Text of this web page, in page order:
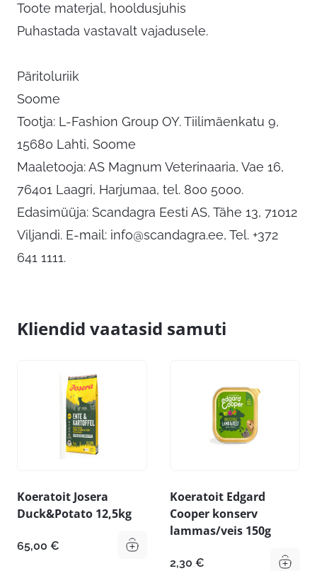
Toote materjal, hooldusjuhis
Puhastada vastavalt vajadusele.
Päritoluriik
Soome
Tootja: L-Fashion Group OY. Tiilimäenkatu 9,
15680 Lahti, Soome
Maaletooja: AS Magnum Veterinaaria, Vae 16,
76401 Laagri, Harjumaa, tel. 800 5000.
Edasimüüja: Scandagra Eesti AS, Tähe 13, 71012
Viljandi. E-mail: info@scandagra.ee, Tel. +372
641 1111.
Kliendid vaatasid samuti
Koeratoit Josera
Duck&Potato 12,5kg
65,00 €
Koeratoit Edgard
Cooper konserv
lammas/veis 150g
2,30 €